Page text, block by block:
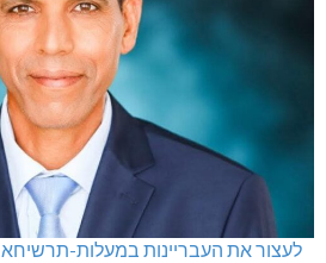
לעצור את העבריינות במעלות-תרשיחא